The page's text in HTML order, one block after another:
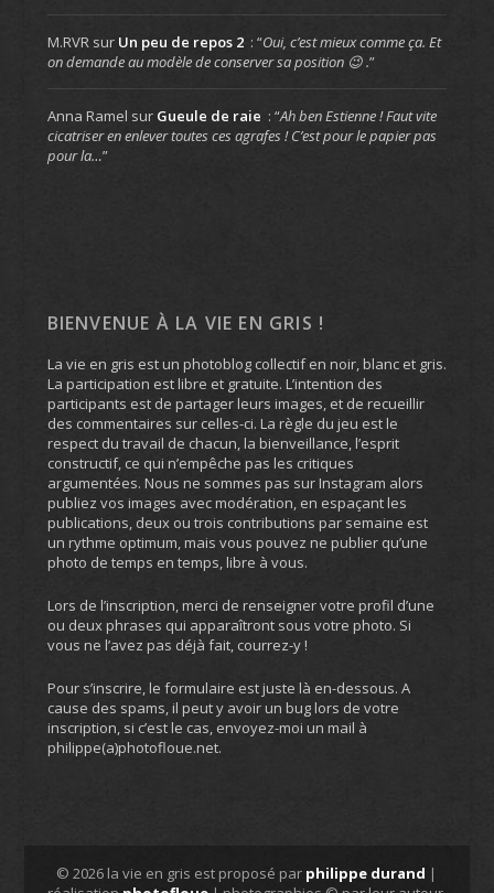
M.RVRsur Un peu de repos 2 : “Oui, c’est mieux comme ça. Et
on demande au modèle de conserver sa position 😉 .”
Anna Ramel sur Gueule de raie : “Ah ben Estienne ! Faut vite
cicatriser en enlever toutes ces agrafes ! C’est pour le papier pas
pour la…”
BIENVENUE À LA VIE EN GRIS !
La vie en gris est un photoblog collectif en noir, blanc et gris.
La participation est libre et gratuite. L’intention des
participants est de partager leurs images, et de recueillir
des commentaires sur celles-ci. La règle du jeu est le
respect du travail de chacun, la bienveillance, l’esprit
constructif, ce qui n’empêche pas les critiques
argumentées. Nous ne sommes pas sur Instagram alors
publiez vos images avec modération, en espaçant les
publications, deux ou trois contributions par semaine est
un rythme optimum, mais vous pouvez ne publier qu’une
photo de temps en temps, libre à vous.
Lors de l’inscription, merci de renseigner votre profil d’une
ou deux phrases qui apparaîtront sous votre photo. Si
vous ne l’avez pas déjà fait, courrez-y !
Pour s’inscrire, le formulaire est juste là en-dessous. A
cause des spams, il peut y avoir un bug lors de votre
inscription, si c’est le cas, envoyez-moi un mail à
philippe(a)photofloue.net.
© 2026 la vie en gris est proposé par philippe durand |